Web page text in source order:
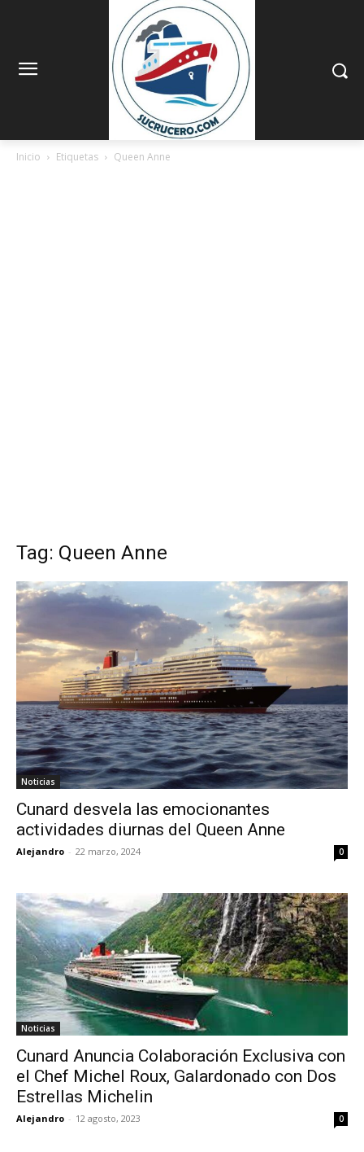
Inicio Etiquetas Queen Anne
Tag: Queen Anne
Noticias
Cunard desvela las emocionantes
actividades diurnas del Queen Anne
Alejandro - 22 marzo, 2024 0
Noticias
Cunard Anuncia Colaboración Exclusiva con
el Chef Michel Roux, Galardonado con Dos
Estrellas Michelin
Alejandro - 12 agosto, 2023 0